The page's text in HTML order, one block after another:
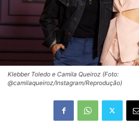
Klebber Toledo e Camila Queiroz (Foto:
@camilaqueiroz/Instagram/Reprodução)